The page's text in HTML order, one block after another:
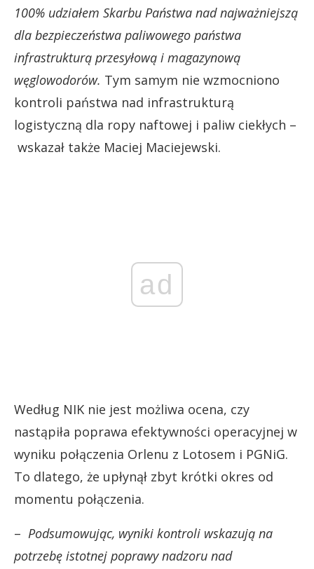
100% udziałem Skarbu Państwa nad najważniejszą
dla bezpieczeństwa paliwowego państwa
infrastrukturą przesyłową i magazynową
węglowodorów. Tym samym nie wzmocniono
kontroli państwa nad infrastrukturą
logistyczną dla ropy naftowej i paliw ciekłych –
wskazał także Maciej Maciejewski.
ad
Według NIK nie jest możliwa ocena, czy
nastąpiła poprawa efektywności operacyjnej w
wyniku połączenia Orlenu z Lotosem i PGNiG.
To dlatego, że upłynął zbyt krótki okres od
momentu połączenia.
– Podsumowując, wyniki kontroli wskazują na
potrzebę istotnej poprawy nadzoru nad